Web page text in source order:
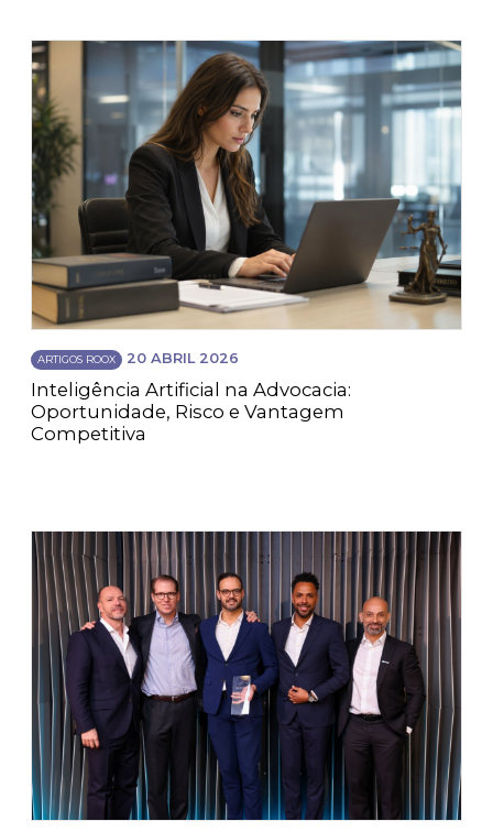
ARTIGOS ROOX 20 ABRIL 2026
Inteligência Artificial na Advocacia:
Oportunidade, Risco e Vantagem
Competitiva